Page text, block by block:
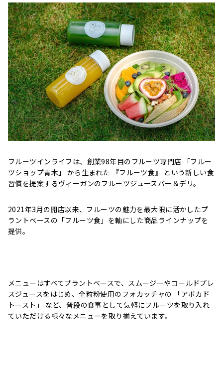
フルーツインライフは、創業98年目のフルーツ専門店 「フルー
ツショップ青木」 から生まれた 『フルーツ食』 という新しい食
習慣を提案するヴィーガンのフルーツジュースバー＆デリ。
2021年3月の開店以来、フルーツの魅力を最大限に活かしたプ
ラントベースの「フルーツ食」を軸にした商品ラインナップを
提供。
メニューはすべてプラントベースで、スムージーやコールドプレ
スジュースをはじめ、全粒粉使用のフォカッチャの 「アボカド
トースト」 など、普段の食事として気軽にフルーツを取り入れ
ていただける様々なメニューを取り揃えています。